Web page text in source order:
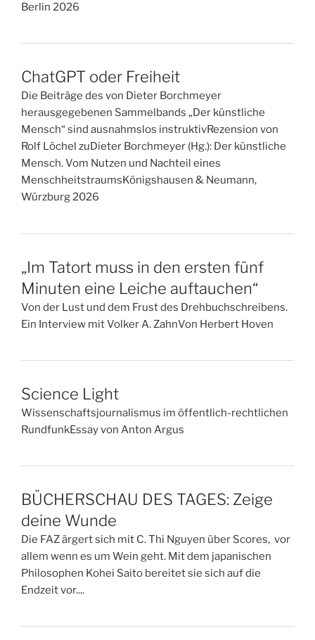
Berlin 2026
ChatGPT oder Freiheit
Die Beiträge des von Dieter Borchmeyer
herausgegebenen Sammelbands „Der künstliche
Mensch“ sind ausnahmslos instruktivRezension von
Rolf Löchel zuDieter Borchmeyer (Hg.): Der künstliche
Mensch. Vom Nutzen und Nachteil eines
MenschheitstraumsKönigshausen & Neumann,
Würzburg 2026
„Im Tatort muss in den ersten fünf
Minuten eine Leiche auftauchen“
Von der Lust und dem Frust des Drehbuchschreibens.
Ein Interview mit Volker A. ZahnVon Herbert Hoven
Science Light
Wissenschaftsjournalismus im öffentlich-rechtlichen
RundfunkEssay von Anton Argus
BÜCHERSCHAU DES TAGES: Zeige
deine Wunde
Die FAZ ärgert sich mit C. Thi Nguyen über Scores, vor
allem wenn es um Wein geht. Mit dem japanischen
Philosophen Kohei Saito bereitet sie sich auf die
Endzeit vor....